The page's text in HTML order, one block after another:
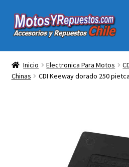
Ir
a
Ir
al
Acc y Rep Motocross Enduro
Electronica Para Motos
Herramientas Para Taller
Inicio Electronica Para Motos
Chinas
CDI Keeway dorado 250